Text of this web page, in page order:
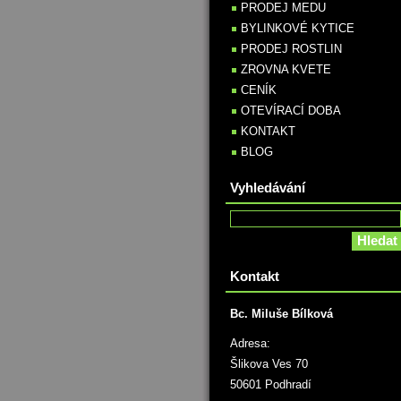
PRODEJ MEDU
BYLINKOVÉ KYTICE
PRODEJ ROSTLIN
ZROVNA KVETE
CENÍK
OTEVÍRACÍ DOBA
KONTAKT
BLOG
Vyhledávání
Kontakt
Bc. Miluše Bílková
Adresa:
Šlikova Ves 70
50601 Podhradí